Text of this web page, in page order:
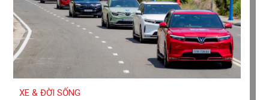
XE & ĐỜI SỐNG